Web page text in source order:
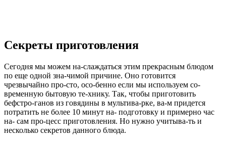
Секреты приготовления
Сегодня мы можем на-слаждаться этим прекрасным блюдом
по еще одной зна-чимой причине. Оно готовится
чрезвычайно про-сто, осо-бенно если мы используем со-
временную бытовую те-хнику. Так, чтобы приготовить
бефстро-ганов из говядины в мультива-рке, ва-м придется
потратить не более 10 минут на- подготовку и примерно час
на- сам про-цесс приготовления. Но нужно учитыва-ть и
несколько секретов данного блюда.